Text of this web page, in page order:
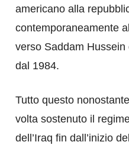
americano alla
contemporaneamente
verso Saddam Hussein
dal 1984.
Tutto questo nonostante
volta sostenuto il
dell’Iraq fin dall’inizio